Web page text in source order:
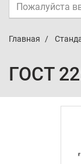
Главная
ГОСТ